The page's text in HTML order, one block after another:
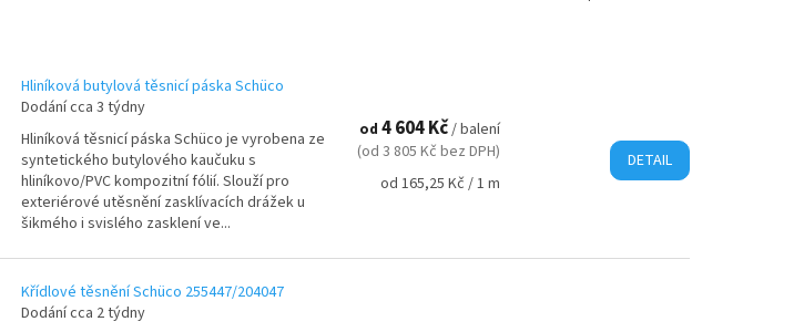
Hliníková butylová těsnicí páska Schüco
Dodání cca 3 týdny
Hliníková těsnicí páska Schüco je vyrobena ze
syntetického butylového kaučuku s
hliníkovo/PVC kompozitní fólií. Slouží pro
exteriérové utěsnění zasklívacích drážek u
šikmého i svislého zasklení ve...
od 4 604 Kč/ balení
(od 3 805 Kč bez DPH)
Měrná
od 165,25 Kč / 1 m
DETAIL
Křídlové těsnění Schüco 255447/204047
Dodání cca 2 týdny